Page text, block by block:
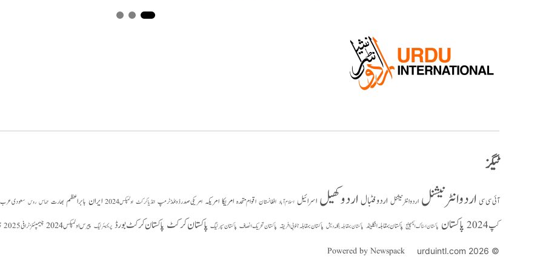
ٹیگز
آئی سی سی اردو انٹرنیشنل اردو انٹر نیشنل اردو فٹبالاردو کھیل اسرائیل اسلام آباد افغانستان اقوام متحدہ امریکاامریکہ امریکی صدر ڈونلڈ ٹرمپ انڈیا کرکٹ اولمپکس 2024 ایران بابر اعظم بھارت حماس روس سعودی عرب
کپ 2024
پاکستان پاکستان اسٹاک ایکسچینج پاکستان بمقابلہ انگلینڈ پاکستان بمقابلہ بنگلہ دیش پاکستان بمقابلہ جنوبی افریقہ پاکستان تحریک انصاف پاکستان سپر لیگ پاکستان کرکٹ پاکستان کرکٹ بورڈ پریمیئر لیگ پیرس اولمپکس 2024 چیمپئنز ٹرافی 2025
© 2026 urduintl.com
Powered by Newspack